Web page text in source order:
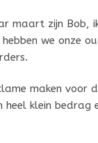
maart zijn Bob,
hebben we onze
maken voor
heel klein bedrag